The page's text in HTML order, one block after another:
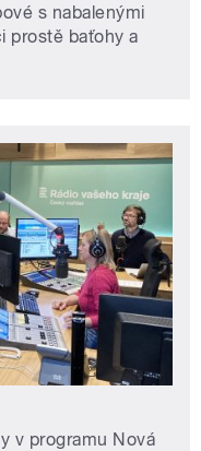
s nabalenými
prostě baťohy a
v programu Nová